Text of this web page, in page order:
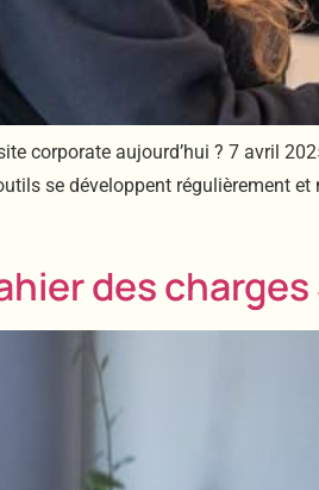
site corporate aujourd’hui ? 7 avril
se développent régulièrement
des